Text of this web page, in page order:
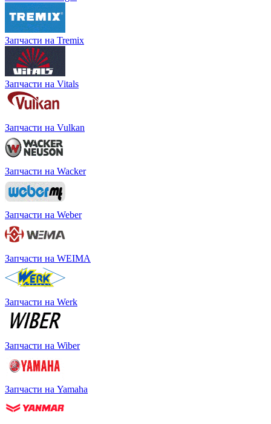
Запчасти на Tremix
Запчасти на Vitals
Запчасти на Vulkan
Запчасти на Wacker
Запчасти на Weber
Запчасти на WEIMA
Запчасти на Werk
Запчасти на Wiber
Запчасти на Yamaha